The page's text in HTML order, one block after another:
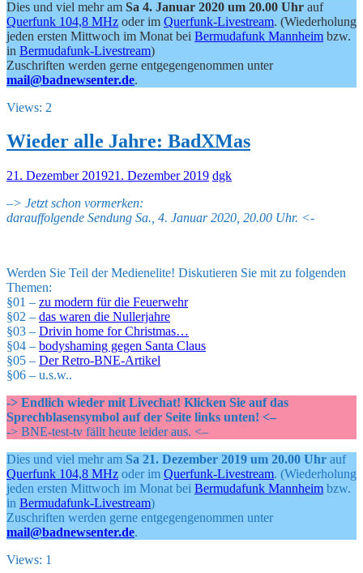
Dies und viel mehr am Sa 4. Januar 2020 um 20.00 Uhr auf
Querfunk 104,8 MHz oder im Querfunk-Livestream. (Wiederholung
jeden ersten Mittwoch im Monat bei Bermudafunk Mannheim bzw.
in Bermudafunk-Livestream)
Zuschriften werden gerne entgegengenommen unter
mail@badnewsenter.de.
Views: 2
Wieder alle Jahre: BadXMas
21. Dezember 201921. Dezember 2019 dgk
–> Jetzt schon vormerken:
darauffolgende Sendung Sa., 4. Januar 2020, 20.00 Uhr. <-
Werden Sie Teil der Medienelite! Diskutieren Sie mit zu folgenden
Themen:
§01 – zu modern für die Feuerwehr
§02 – das waren die Nullerjahre
§03 – Drivin home for Christmas…
§04 – bodyshaming gegen Santa Claus
§05 – Der Retro-BNE-Artikel
§06 – u.s.w..
-> Endlich wieder mit Livechat! Klicken Sie auf das
Sprechblasensymbol auf der Seite links unten! <–
-> BNE-test-tv fällt heute leider aus. <–
Dies und viel mehr am Sa 21. Dezember 2019 um 20.00 Uhr auf
Querfunk 104,8 MHz oder im Querfunk-Livestream. (Wiederholung
jeden ersten Mittwoch im Monat bei Bermudafunk Mannheim bzw.
in Bermudafunk-Livestream)
Zuschriften werden gerne entgegengenommen unter
mail@badnewsenter.de.
Views: 1